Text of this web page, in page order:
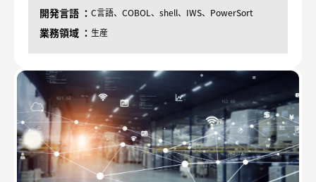
開発言語 C言語、COBOL、shell、IWS、PowerSort
業務領域 生産